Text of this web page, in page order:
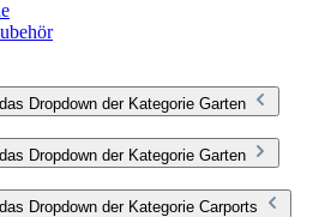
Dropdown der Kategorie Garten
Dropdown der Kategorie Garten
Dropdown der Kategorie Carports